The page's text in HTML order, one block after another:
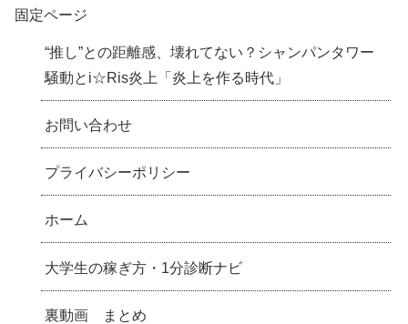
固定ページ
“推し”との距離感、壊れてない？シャンパンタワー
騒動とi☆Ris炎上「炎上を作る時代」
お問い合わせ
プライバシーポリシー
ホーム
大学生の稼ぎ方・1分診断ナビ
裏動画 まとめ